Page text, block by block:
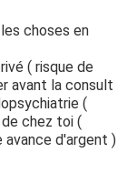
choses en
( risque de
avant la consult
(
chez toi (
avance d'argent )